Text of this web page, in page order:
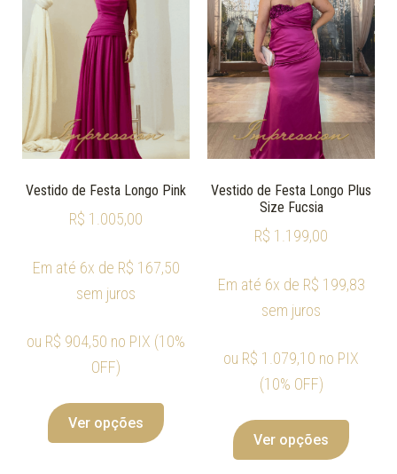
Vestido de Festa Longo Pink
R$ 1.005,00
Em até 6x de R$ 167,50
sem juros
ou R$ 904,50 no PIX (10%
OFF)
Ver opções
Vestido de Festa Longo Plus
Size Fucsia
R$ 1.199,00
Em até 6x de R$ 199,83
sem juros
ou R$ 1.079,10 no PIX
(10% OFF)
Ver opções